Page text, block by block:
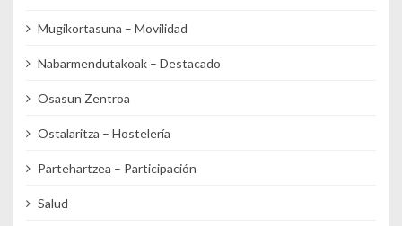
Mugikortasuna – Movilidad
Nabarmendutakoak – Destacado
Osasun Zentroa
Ostalaritza – Hostelería
Partehartzea – Participación
Salud